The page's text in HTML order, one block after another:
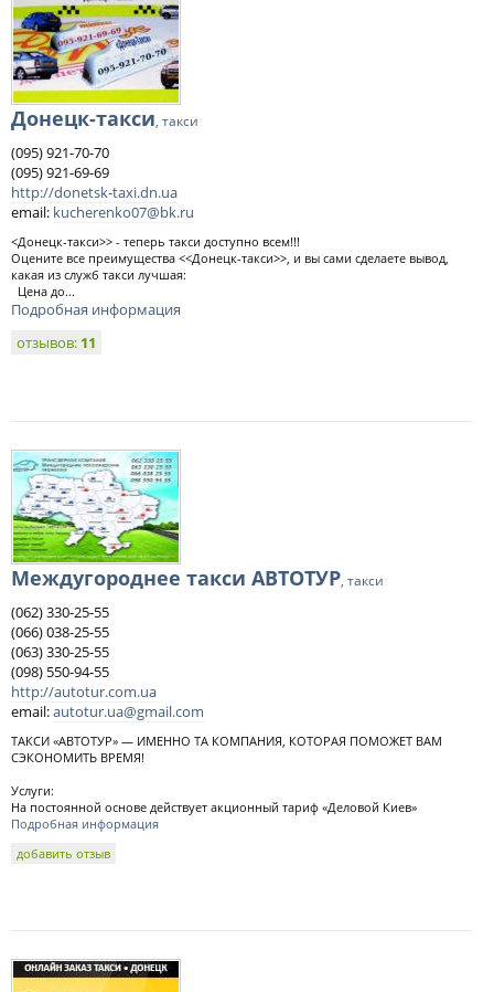
Донецк-такси, такси
(095) 921-70-70
(095) 921-69-69
http://donetsk-taxi.dn.ua
email: kucherenko07@bk.ru
<Донецк-такси>> - теперь такси доступно всем!!!
Оцените все преимущества <<Донецк-такси>>, и вы сами сделаете вывод,
какая из служб такси лучшая:
Цена до...
Подробная информация
отзывов: 11
Междугороднее такси АВТОТУР, такси
(062) 330-25-55
(066) 038-25-55
(063) 330-25-55
(098) 550-94-55
http://autotur.com.ua
email:autotur.ua@gmail.com
ТАКСИ «АВТОТУР» — ИМЕННО ТА КОМПАНИЯ, КОТОРАЯ ПОМОЖЕТ ВАМ
СЭКОНОМИТЬ ВРЕМЯ!
Услуги:
На постоянной основе действует акционный тариф «Деловой Киев»
Подробная информация
добавить отзыв